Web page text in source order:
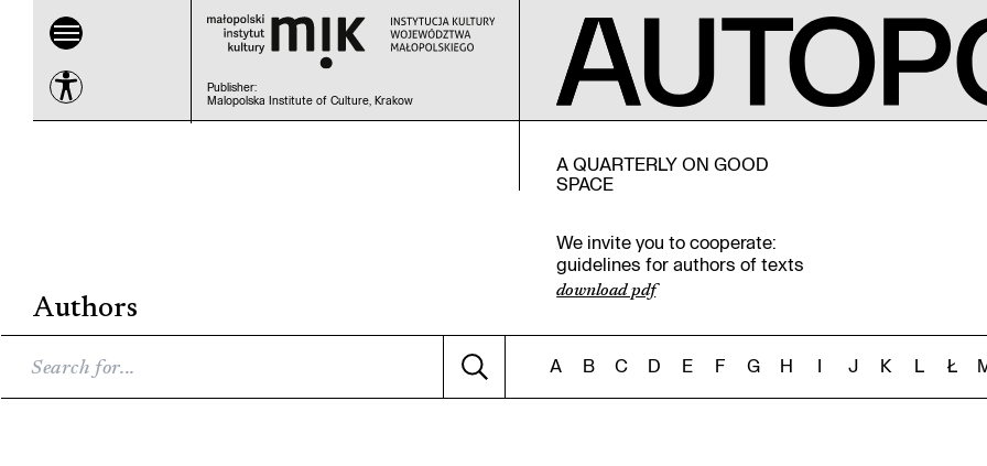
A QUARTERLY ON GOOD
SPACE
Publisher:
Malopolska Institute of Culture, Krakow
We invite you to cooperate:
guidelines for authors of texts
download pdf
Authors
A B C D E F G H I J K L Ł